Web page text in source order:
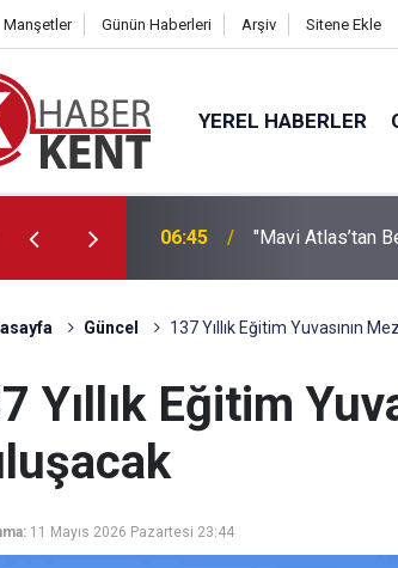
Manşetler Günün Haberleri Arşiv Sitene Ekle
YEREL HABERLER
22:21 Hayırsever
Güncel 137 Yıllık Eğitim Yuvasının
Yıllık Eğitim
11 Mayıs 2026 Pazartesi 23:44